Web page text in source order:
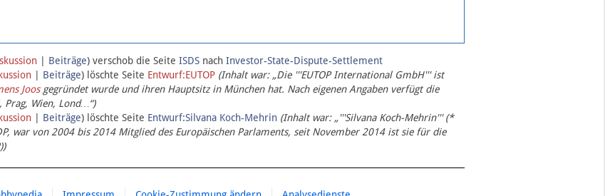
| Beiträge) verschob die Seite ISDS nach Investor-State-Dispute-Settlement
| Beiträge) löschte Seite Entwurf:EUTOP (Inhalt war: „Die '''EUTOP International GmbH''' ist
Joosgegründet wurde und ihren Hauptsitz in München hat. Nach eigenen Angaben verfügt die
Wien, Lond…“)
| Beiträge) löschte Seite Entwurf:Silvana Koch-Mehrin (Inhalt war: „'''Silvana Koch-Mehrin''' (*
war von 2004 bis 2014 Mitglied des Europäischen Parlaments, seit November 2014 ist sie für die
))